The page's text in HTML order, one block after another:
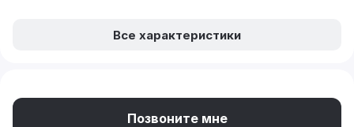
Все характеристики
Позвоните мне